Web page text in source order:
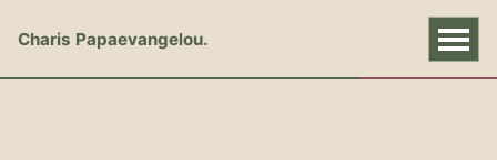
Charis Papaevangelou